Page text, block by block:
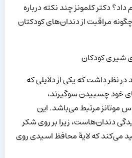
داد؟ دکتر کلمونز چند نکته درباره
مراقبت از دندان‌های کودکتان
شیری کودکان
نظر داشت که یکی از دلایلی که
خود چسبیدن سوگیرند،
موتانز مرتبط می‌باشد. این
دندان‌هاست، زیرا بر روی شکر
می‌کند که لایهٔ محافظ اسیدی روی